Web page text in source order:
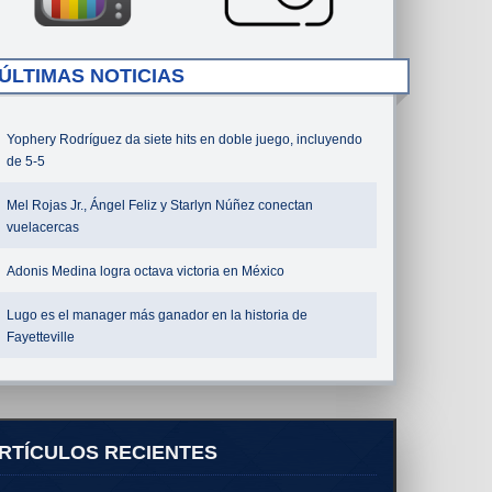
NOTICIAS
Yophery Rodríguez da siete hits en doble juego, incluyendo
de 5-5
Mel Rojas Jr., Ángel Feliz y Starlyn Núñez conectan
vuelacercas
Adonis Medina logra octava victoria en México
Lugo es el manager más ganador en la historia de
Fayetteville
RECIENTES